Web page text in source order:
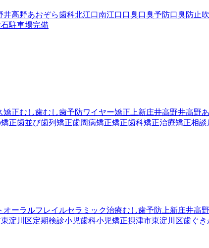
井高野あおぞら歯科北江口南江口口臭口臭予防口臭防止
駐車場完備
矯正むし歯むし歯予防ワイヤー矯正 上新庄井高野井高野
正歯並び歯列矯正歯周病矯正矯正歯科矯正治療矯正相談
オーラルフレイルセラミック治療むし歯予防 上新庄井高野
淀川区定期検診小児歯科小児矯正摂津市東淀川区歯ぐき